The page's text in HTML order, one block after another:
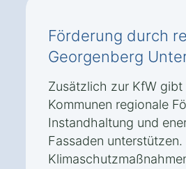
Förderung durch
Georgenberg
Zusätzlich zur KfW gibt
Kommunen regionale
Instandhaltung und
Fassaden